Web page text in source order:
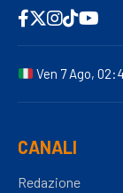
Ven 7 Ago,
CANALI
Redazione